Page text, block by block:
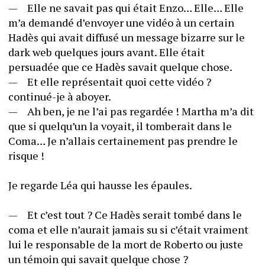
—	Elle ne savait pas qui était Enzo… Elle… Elle
m’a demandé d’envoyer une vidéo à un certain
Hadès qui avait diffusé un message bizarre sur le
dark web quelques jours avant. Elle était
persuadée que ce Hadès savait quelque chose.
—	Et elle représentait quoi cette vidéo ?
continué-je à aboyer.
—	Ah ben, je ne l’ai pas regardée ! Martha m’a dit
que si quelqu’un la voyait, il tomberait dans le
Coma… Je n’allais certainement pas prendre le
risque !
Je regarde Léa qui hausse les épaules.
—	Et c’est tout ? Ce Hadès serait tombé dans le
coma et elle n’aurait jamais su si c’était vraiment
lui le responsable de la mort de Roberto ou juste
un témoin qui savait quelque chose ?